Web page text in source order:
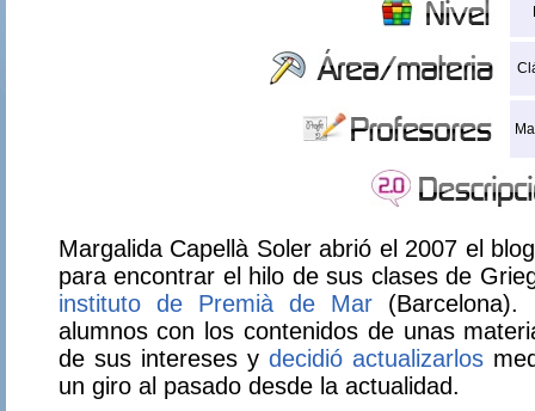
Margalida Capellà Soler abrió el 2007 el
para encontrar el hilo de sus clases de
instituto de Premià de Mar
alumnos con los contenidos de unas
de sus intereses y decidió actualizarlos
un giro al pasado desde la actualidad.